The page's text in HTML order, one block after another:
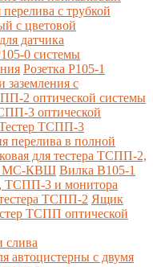
с трубкой
с цветовой
датчика
0 системы
Розетка Р105-1
заземления с
2 оптической системы
3 оптической
ТСПП-3
перелива в полной
для тестера ТСПП-2,
МС-КВШ Вилка В105-1
ТСПП-3 и монитора
ТСПП-2 Ящик
ТСПП оптической
слива
с двумя